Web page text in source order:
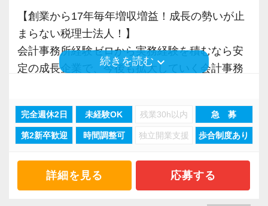
てくれることを願っています。
【ワークライフバランス重視の自由な仕事スタ
イルです！】
かけるような急成⻑は目指していません。
基本的には定時で残業をせずに退社することを
強く奨励。
ト・責任感を大前提として、同時にワークライ
フバランスも重視し、日々の業務量に配慮して
また、職場環境の改善に積極的に取り組む企業
に対して認証される「社労士診断認証制度」を
取得しました。
施企業」の認定を受け、今後も社員が働きやす
い環境づくりを積極的に推進していきます。
長く安心して働ける環境を用意してお待ちして
ませんか？
【創業から17年毎年増収増益！成長の勢いが止
まらない税理士法人！】
会計事務所経験ゼロから実務経験を積むなら安
定の成長企業で、今後も拡大していく会計事務
現在当社では「渋谷」「新宿」「錦糸町」
「柏」「横浜」「大阪」の６拠点を展開してい
2021年6月に「渋谷オフィス」を新設し、その
後「新宿オフィス」「大阪オフィス」「錦糸町
続きを読む keyboard_arrow_down
完全週休2日 未経験OK 残業30h以内 急 募
第2新卒歓迎 時間調整可 独立開業支援 歩合制度あり
詳細を見る 応募する